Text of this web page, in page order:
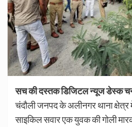
सच की दस्तक डिजिटल न्यूज डेस्क
चंदौली जनपद के अलीनगर थाना क्षेत्र
साइकिल सवार एक युवक की गोली